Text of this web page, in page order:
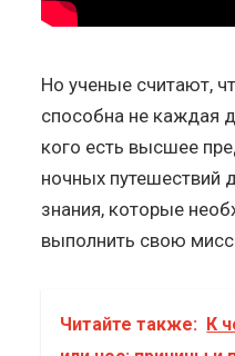
Но ученые считают,
способна не каждая
кого есть высшее
ночных путешествий
знания, которые
выполнить свою
Читайте также: К